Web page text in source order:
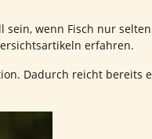
wenn Fisch nur
erfahren.
Dadurch reicht bereits